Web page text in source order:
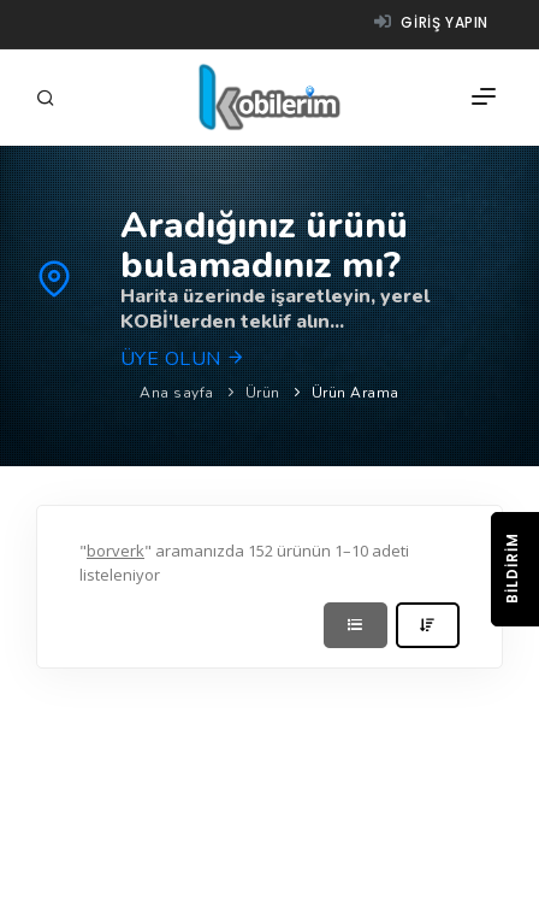
GIRIŞ YAPIN
FIRMALAR
ÜRÜNLER
NASIL ÇALIŞIR?
YARDIM
Aradığınız ürünü
bulamadınız mı?
Harita üzerinde işaretleyin, yerel
KOBİ'lerden teklif alın...
ÜYE OLUN
Ana sayfa Ürün Ürün Arama
"borverk" aramanızda 152 ürünün 1–10 adeti
listeleniyor
BILDIRIM